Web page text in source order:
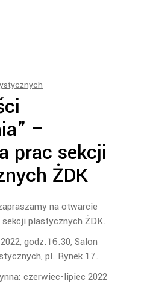
–
prac sekcji
ŻDK
na otwarcie
plastycznych ŻDK.
godz.16.30, Salon
pl. Rynek 17.
czerwiec-lipiec 2022